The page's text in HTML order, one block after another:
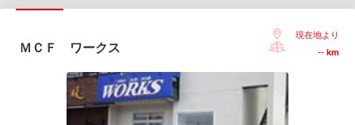
ＭＣＦ ワークス
現在地より
-- km